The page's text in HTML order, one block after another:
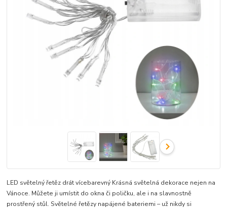
LED světelný řetěz drát vícebarevný Krásná světelná dekorace nejen na
Vánoce. Můžete ji umístit do okna či poličku, ale i na slavnostně
prostřený stůl. Světelné řetězy napájené bateriemi – už nikdy si